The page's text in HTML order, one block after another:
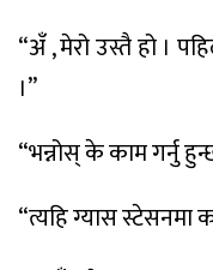
“अँ , मेरो उस्तै हो ।
।”
“भन्नोस् के काम गर्नु
“त्यहि ग्यास स्टेसनमा